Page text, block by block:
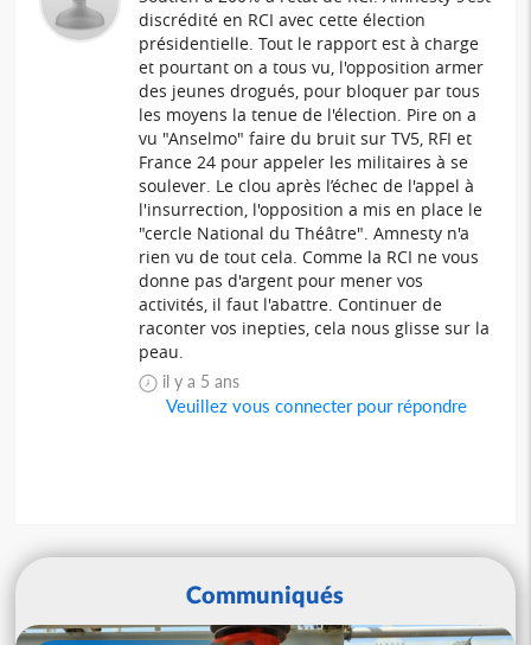
discrédité en RCI avec cette élection
présidentielle. Tout le rapport est à charge
et pourtant on a tous vu, l'opposition armer
des jeunes drogués, pour bloquer par tous
les moyens la tenue de l'élection. Pire on a
vu "Anselmo" faire du bruit sur TV5, RFI et
France 24 pour appeler les militaires à se
soulever. Le clou après l’échec de l'appel à
l'insurrection, l'opposition a mis en place le
"cercle National du Théâtre". Amnesty n'a
rien vu de tout cela. Comme la RCI ne vous
donne pas d'argent pour mener vos
activités, il faut l'abattre. Continuer de
raconter vos inepties, cela nous glisse sur la
peau.
il y a 5 ans
Veuillez vous connecter pour répondre
Communiqués